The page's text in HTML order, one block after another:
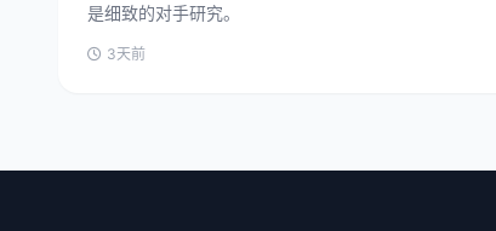
是细致的对手研究。
3天前